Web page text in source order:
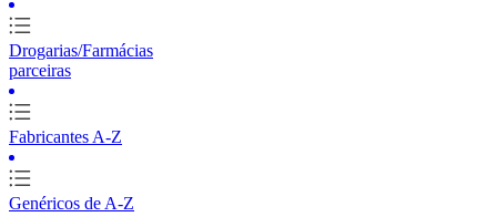
Drogarias/Farmácias
parceiras
Fabricantes A-Z
Genéricos de A-Z